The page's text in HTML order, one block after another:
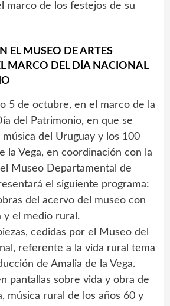
marco de los festejos de su
EL MUSEO DE ARTES
MARCO DEL DÍA NACIONAL
5 de octubre, en el marco de la
del Patrimonio, en que se
música del Uruguay y los 100
la Vega, en coordinación con la
Museo Departamental de
el siguiente programa:
del acervo del museo con
y el medio rural.
cedidas por el Museo del
referente a la vida rural tema
de Amalia de la Vega.
pantallas sobre vida y obra de
música rural de los años 60 y